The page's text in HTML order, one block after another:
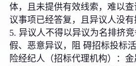
体，且未提供有效线索，难以
议事项已经答复，且异议人没有
5. 异议人不得以异议为名排挤
假、恶意异议，阻 碍招标投标
险经纪人（招标代理机构）：